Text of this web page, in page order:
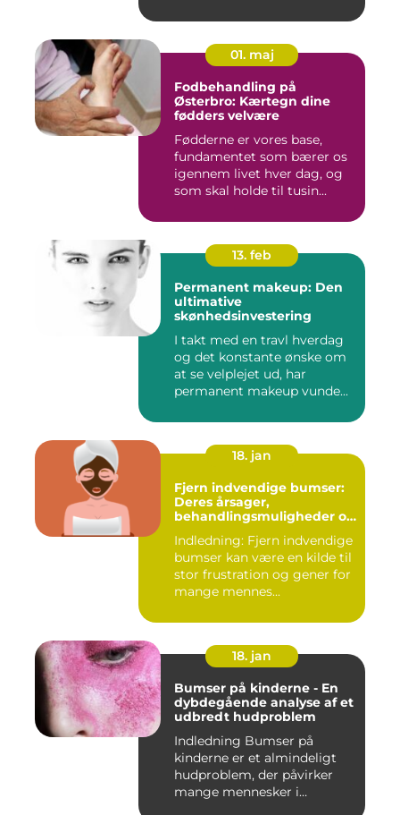
01. maj
Fodbehandling på
Østerbro: Kærtegn dine
fødders velvære
Fødderne er vores base,
fundamentet som bærer os
igennem livet hver dag, og
som skal holde til tusin...
13. feb
Permanent makeup: Den
ultimative
skønhedsinvestering
I takt med en travl hverdag
og det konstante ønske om
at se velplejet ud, har
permanent makeup vunde...
18. jan
Fjern indvendige bumser:
Deres årsager,
behandlingsmuligheder og
Indledning: Fjern indvendige
bumser kan være en kilde til
stor frustration og gener for
mange mennes...
18. jan
Bumser på kinderne - En
dybdegående analyse af et
udbredt hudproblem
Indledning Bumser på
kinderne er et almindeligt
hudproblem, der påvirker
mange mennesker i